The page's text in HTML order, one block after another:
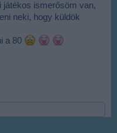
játékos ismerősöm van,
neki, hogy küldök
a 80